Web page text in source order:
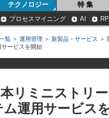
テクノロジー 特 集
プロセスマイニング AI
覧 ＞ 運用管理 ＞ 新製品・サービス ＞
ービスを開始
リミニストリ
運用サービス